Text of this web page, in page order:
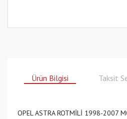
Ürün Bilgisi Taksit
OPEL ASTRA ROTMİLİ 1998-2007